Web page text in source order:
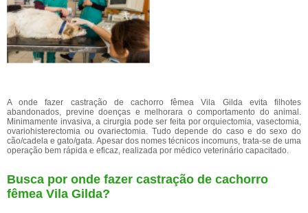
A onde fazer castração de cachorro fêmea Vila Gilda evita filhotes
abandonados, previne doenças e melhorara o comportamento do animal.
Minimamente invasiva, a cirurgia pode ser feita por orquiectomia, vasectomia,
ovariohisterectomia ou ovariectomia. Tudo depende do caso e do sexo do
cão/cadela e gato/gata. Apesar dos nomes técnicos incomuns, trata-se de uma
operação bem rápida e eficaz, realizada por médico veterinário capacitado.
Busca por onde fazer castração de cachorro
fêmea Vila Gilda?